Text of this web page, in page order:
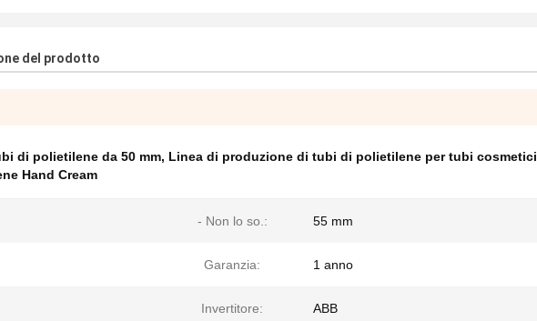
del prodotto
di polietilene da 50 mm, Linea di produzione di tubi di polietilene per tubi cosmetici
Hand Cream
- Non lo so.: 55 mm
Garanzia: 1 anno
Invertitore: ABB